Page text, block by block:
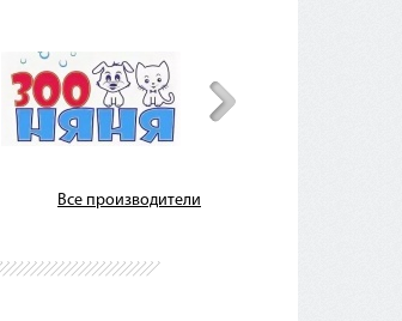
Все производители